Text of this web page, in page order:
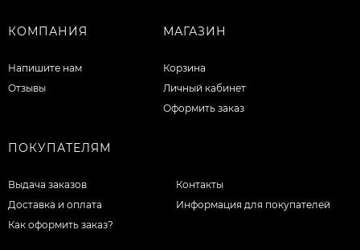
КОМПАНИЯ
Напишите нам
Отзывы
МАГАЗИН
Корзина
Личный кабинет
Оформить заказ
ПОКУПАТЕЛЯМ
Выдача заказов
Доставка и оплата
Как оформить заказ?
Контакты
Информация для покупателей